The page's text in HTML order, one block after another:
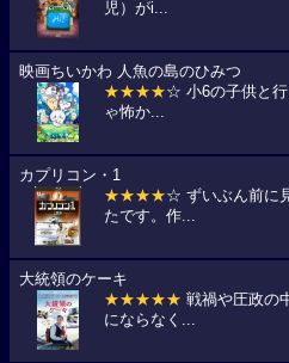
児）がi...
映画ちいかわ 人魚の島のひみつ
★★★★☆ 小6の子供と行
ゃ怖か...
カプリコン・1
★★★★☆ ずいぶん前に
たです。作...
大統領のケーキ
★★★★★ 戦禍や圧政の
にならなく...